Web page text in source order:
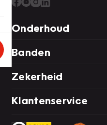
Onderhoud
Banden
Zekerheid
Klantenservice